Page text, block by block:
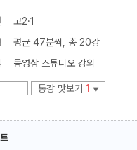
고2·1
평균 47분씩, 총 20강
동영상 스튜디오 강의
통강 맛보기 1 ▼